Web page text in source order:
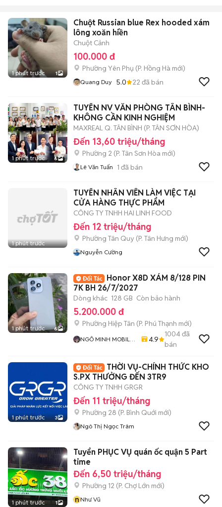
1 phút trước 1
Chuột Russian blue Rex hooded xám
lông xoăn hiền
Chuột Cảnh
100.000 đ
Phường Yên Phụ (P. Hồng Hà mới)
Quang Duy 5.0 22 đã bán
1 phút trước 6
TUYỂN NV VĂN PHÒNG TÂN BÌNH-
KHÔNG CẦN KINH NGHIỆM
MAXREAL Q. TÂN BÌNH (P. TÂN SƠN HÒA)
Đến 13,60 triệu/tháng
Phường 2 (P. Tân Sơn Hòa mới)
Lê Văn Tuấn 1 đã bán
1 phút trước
TUYỂN NHÂN VIÊN LÀM VIỆC TẠI
CỬA HÀNG THỰC PHẨM
CÔNG TY TNHH HAI LINH FOOD
Đến 12 triệu/tháng
Phường Tân Quy (P. Tân Hưng mới)
Nguyễn Cường
1 phút trước 6
Honor X8D XÁM 8/128 PIN
7K BH 26/7/2027
Dòng khác 128 GB Còn bảo hành
5.200.000 đ
Phường Hiệp Tân (P. Phú Thạnh mới)
NGÔ MINH MOBILE
4.9
1004đã
bán
1 phút trước 3
THỜI VỤ-CHÍNH THỨC KHO
S.PX THƯỞNG ĐẾN 3TR9
CÔNG TY TNHH GRGR
Đến 11 triệu/tháng
Phường 28 (P. Bình Quới mới)
Ngô Thị Ngọc Trâm
1 phút trước 1
Tuyển PHỤC VỤ quán ốc quận 5 Part
time
Đến 6,50 triệu/tháng
Phường 12 (P. Chợ Lớn mới)
nNhư Vũ